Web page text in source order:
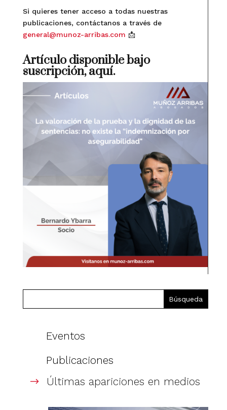
Si quieres tener acceso a todas nuestras
publicaciones, contáctanos a través de
general@munoz-arribas.com 📩
Artículo disponible bajo
suscripción,aquí.
Eventos
Publicaciones
$ Últimas apariciones en medios